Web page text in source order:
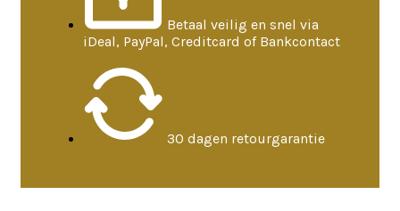
Betaal veilig en snel via
iDeal, PayPal, Creditcard of Bankcontact
30 dagen retourgarantie